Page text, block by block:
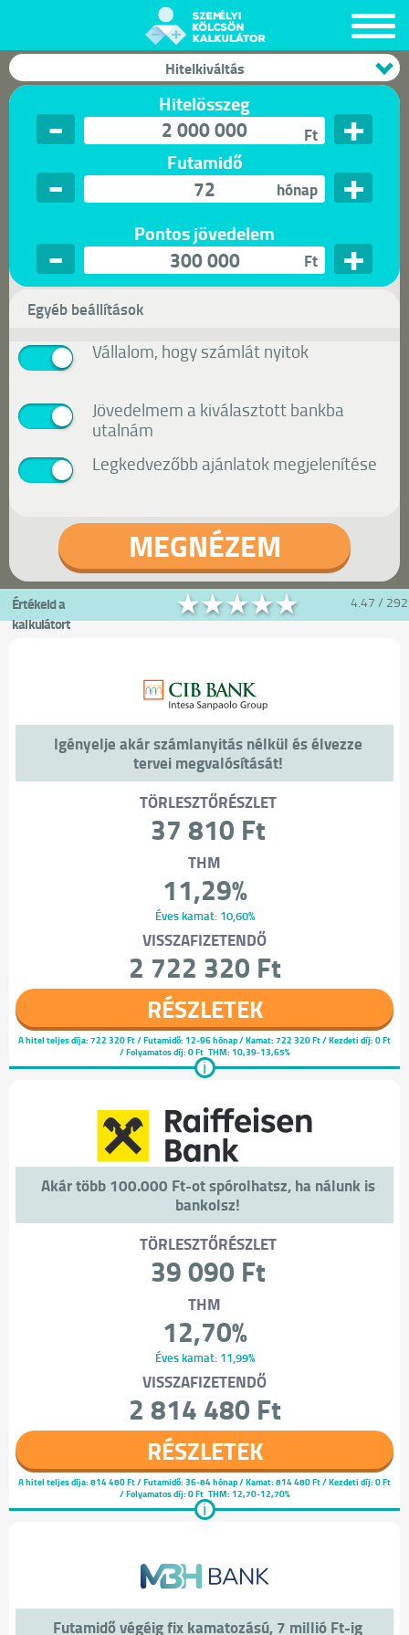
Hitelkiváltás
Hitelösszeg
- +
Ft
Futamidő
- +
hónap
Pontos jövedelem
- +
Ft
Egyéb beállítások
Vállalom, hogy számlát nyitok
Jövedelmem a kiválasztott bankba
utalnám
Legkedvezőbb ajánlatok megjelenítése
MEGNÉZEM
Értékeld a
kalkulátort
4.47 / 292
Igényelje akár számlanyitás nélkül és élvezze
tervei megvalósítását!
TÖRLESZTŐRÉSZLET
37 810 Ft
THM
11,29%
Éves kamat: 10,60%
VISSZAFIZETENDŐ
2 722 320 Ft
RÉSZLETEK
A hitel teljes díja: 722 320 Ft/ Futamidő: 12-96 hónap / Kamat: 722 320 Ft / Kezdeti díj: 0 Ft
/ Folyamatos díj: 0 Ft THM: 10,39-13,65%
i
Akár több 100.000 Ft-ot spórolhatsz, ha nálunk is
bankolsz!
TÖRLESZTŐRÉSZLET
39 090 Ft
THM
12,70%
Éves kamat: 11,99%
VISSZAFIZETENDŐ
2 814 480 Ft
RÉSZLETEK
A hitel teljes díja: 814 480 Ft/ Futamidő: 36-84 hónap / Kamat: 814 480 Ft / Kezdeti díj: 0 Ft
/ Folyamatos díj: 0 Ft THM: 12,70-12,70%
i
Futamidő végéig fix kamatozású, 7 millió Ft-ig